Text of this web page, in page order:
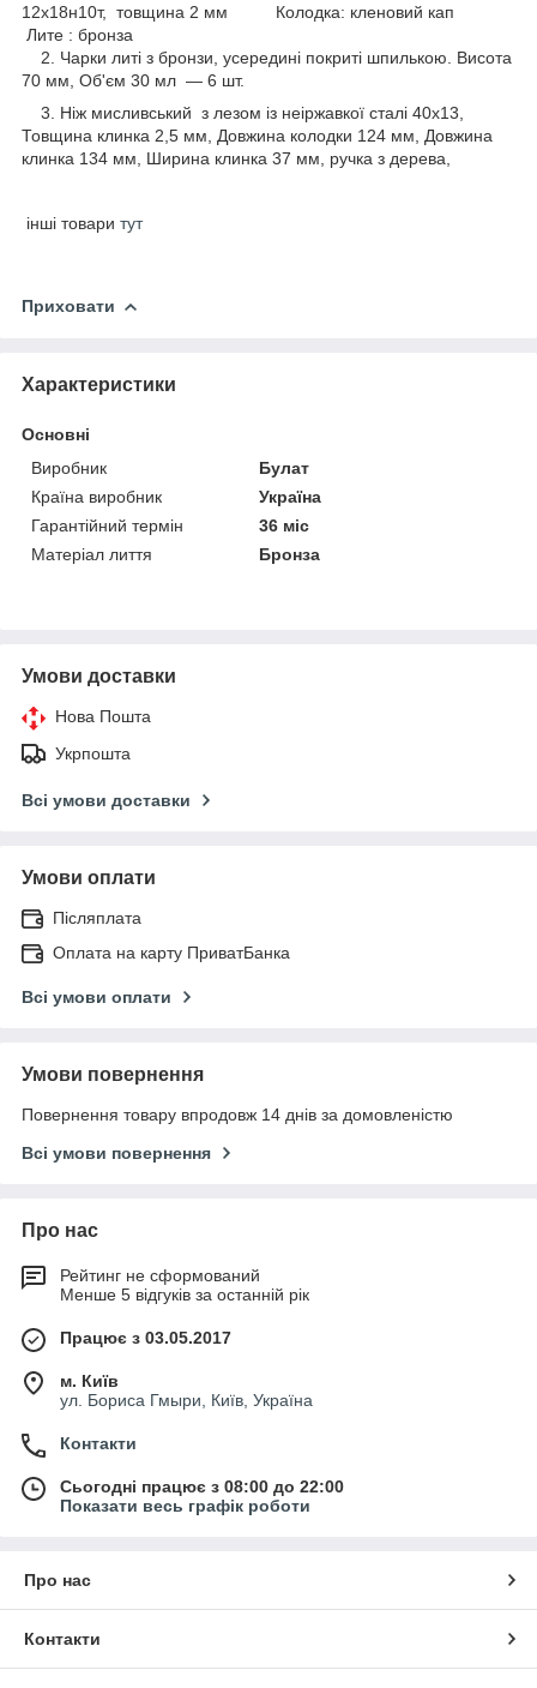
12х18н10т, товщина 2 мм Колодка: кленовий кап
Лите : бронза
2. Чарки литі з бронзи, усередині покриті шпилькою. Висота
70 мм, Об'єм 30 мл — 6 шт.
3. Ніж мисливський з лезом із неіржавкої сталі 40х13,
Товщина клинка 2,5 мм, Довжина колодки 124 мм, Довжина
клинка 134 мм, Ширина клинка 37 мм, ручка з дерева,
інші товари тут
Приховати
Характеристики
Основні
Виробник
Булат
Країна виробник
Україна
Гарантійний термін
36 міс
Матеріал лиття
Бронза
Умови доставки
Нова Пошта
Укрпошта
Всі умови доставки
Умови оплати
Післяплата
Оплата на карту ПриватБанка
Всі умови оплати
Умови повернення
Повернення товару впродовж 14 днів за домовленістю
Всі умови повернення
Про нас
Рейтинг не сформований
Менше 5 відгуків за останній рік
Працює з 03.05.2017
м. Київ
ул. Бориса Гмыри, Київ, Україна
Контакти
Сьогодні працює з 08:00 до 22:00
Показати весь графік роботи
Про нас
Контакти